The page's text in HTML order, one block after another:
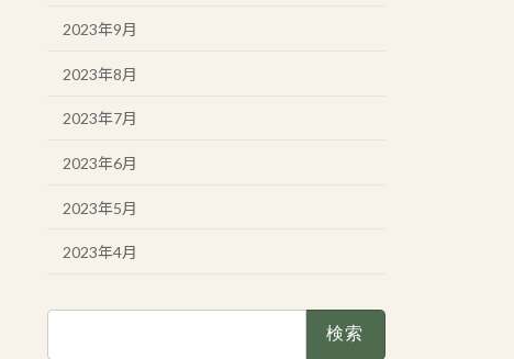
2023年9月
2023年8月
2023年7月
2023年6月
2023年5月
2023年4月